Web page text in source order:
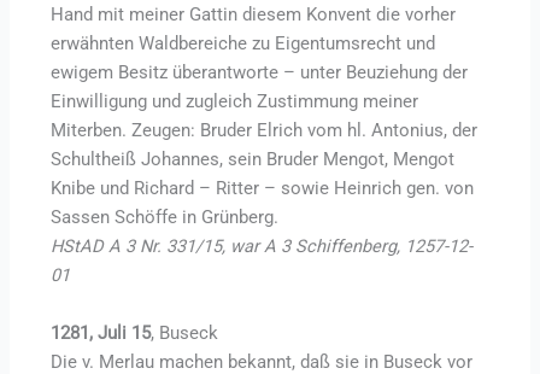
Hand mit meiner Gattin diesem Konvent die vorher
erwähnten Waldbereiche zu Eigentumsrecht und
ewigem Besitz überantworte – unter Beuziehung der
Einwilligung und zugleich Zustimmung meiner
Miterben. Zeugen: Bruder Elrich vom hl. Antonius, der
Schultheiß Johannes, sein Bruder Mengot, Mengot
Knibe und Richard – Ritter – sowie Heinrich gen. von
Sassen Schöffe in Grünberg.
HStAD A 3 Nr. 331/15, war A 3 Schiffenberg, 1257-12-
01
1281, Juli 15, Buseck
Die v. Merlau machen bekannt, daß sie in Buseck vor